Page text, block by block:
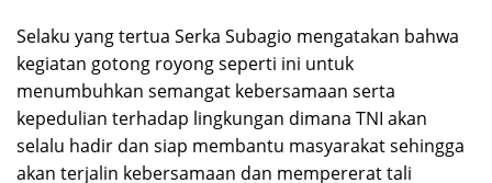
Selaku yang tertua Serka Subagio mengatakan bahwa
kegiatan gotong royong seperti ini untuk
menumbuhkan semangat kebersamaan serta
kepedulian terhadap lingkungan dimana TNI akan
selalu hadir dan siap membantu masyarakat sehingga
akan terjalin kebersamaan dan mempererat tali